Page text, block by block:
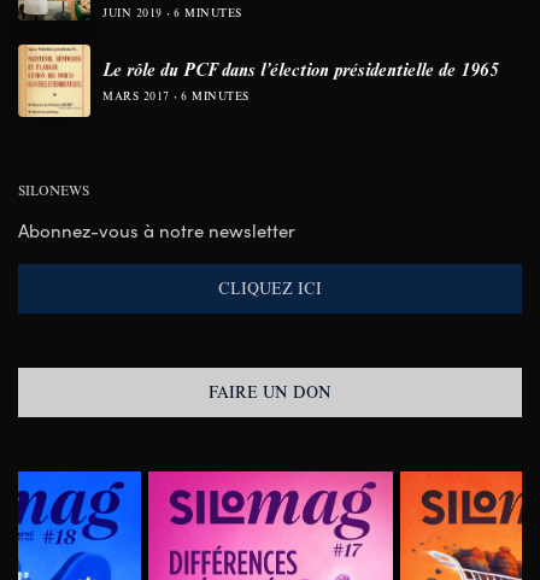
JUIN 2019 6 MINUTES
Le rôle du PCF dans l’élection présidentielle de 1965
MARS 2017 6 MINUTES
SILONEWS
Abonnez-vous à notre newsletter
CLIQUEZ ICI
FAIRE UN DON